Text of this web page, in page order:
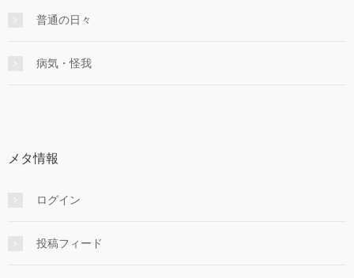
普通の日々
病気・怪我
メタ情報
ログイン
投稿フィード